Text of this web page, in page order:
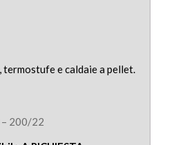
e caldaie a pellet.
200/22